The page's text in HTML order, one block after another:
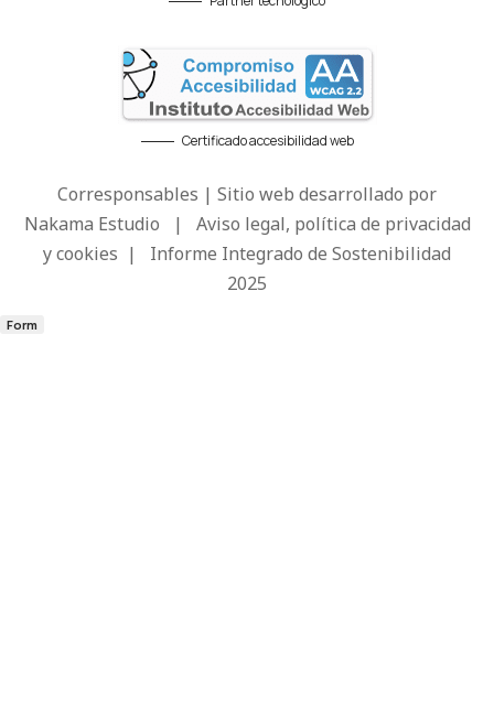
Certificado accesibilidad web
Corresponsables | Sitio web desarrollado por
Nakama Estudio | Aviso legal, política de privacidad
y cookies | Informe Integrado de Sostenibilidad
2025
Form